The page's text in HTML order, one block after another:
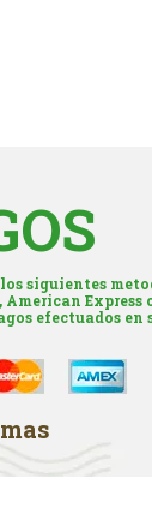
siguientes
American Express
efectuados en